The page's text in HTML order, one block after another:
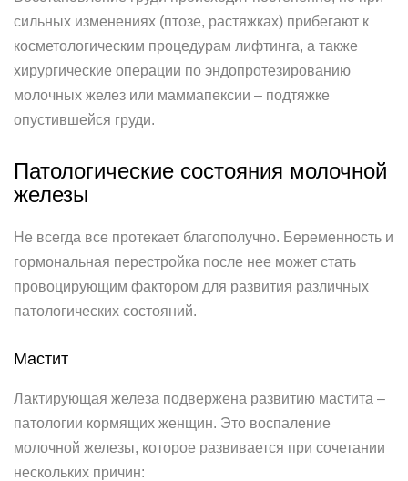
сильных изменениях (птозе, растяжках) прибегают к
косметологическим процедурам лифтинга, а также
хирургические операции по эндопротезированию
молочных желез или маммапексии – подтяжке
опустившейся груди.
Патологические состояния молочной
железы
Не всегда все протекает благополучно. Беременность и
гормональная перестройка после нее может стать
провоцирующим фактором для развития различных
патологических состояний.
Мастит
Лактирующая железа подвержена развитию мастита –
патологии кормящих женщин. Это воспаление
молочной железы, которое развивается при сочетании
нескольких причин: